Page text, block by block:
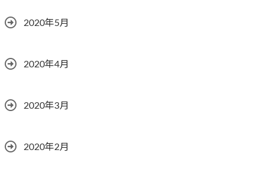
2020年5月
2020年4月
2020年3月
2020年2月